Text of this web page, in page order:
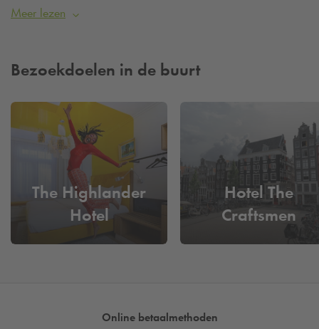
Amsterdam, waar in de 17e eeuw de rijkste kooplieden
ligt aan het begin van de Herengracht. Het plein wordt nu
vooral gebruikt als kinderspeelplaats.
Aan de rechterzijde van de Herengracht (nummer 48) staat
het koopmanshuis ‘De drie Heuvelen’ uit 1612. Toen het
gebouw in 1768 werd verbouwd is er een prachtige
lijstgevel geplaatst. Tegenwoordig is het gebouw een
rijksmonument. Aan de linkerkant van de Herengracht
(nummer 81) kun je het oudste woonhuis van Amsterdam
bewonderen. Het huis is gebouwd in 1590 als een
weliswaar in 1275 gesticht, maar de meeste oudere huizen
nog maar stenen huizen gebouwd worden.
Meer lezen
Bezoekdoelen in de buurt
The Highlander
Hotel
Hotel The
Craftsmen
Online betaalmethoden